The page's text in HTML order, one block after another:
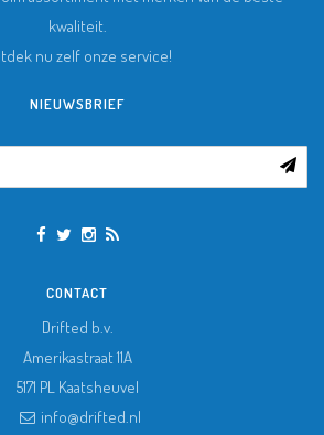
kwaliteit.
nu zelf onze service!
NIEUWSBRIEF
CONTACT
Drifted b.v.
Amerikastraat 11A
5171 PL Kaatsheuvel
info@drifted.nl